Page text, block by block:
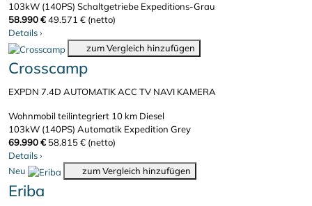
103kW (140PS) Schaltgetriebe Expeditions-Grau
58.990 €49.571 € (netto)
Details›
zum Vergleich hinzufügen
Crosscamp
EXPDN 7.4D AUTOMATIK ACC TV NAVI KAMERA
Wohnmobil teilintegriert 10 km Diesel
103kW (140PS) Automatik Expedition Grey
69.990 € 58.815 € (netto)
Details›
Neu
zum Vergleich hinzufügen
Eriba